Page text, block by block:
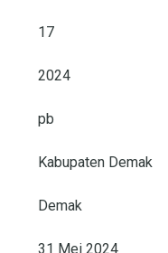
17
2024
pb
Kabupaten Demak
Demak
31 Mei 2024